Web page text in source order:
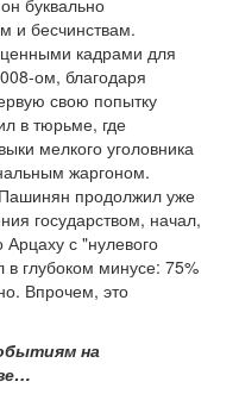
буквально
и бесчинствам.
кадрами для
ом, благодаря
свою попытку
в тюрьме, где
мелкого уголовника
жаргоном.
продолжил уже
государством, начал,
с "нулевого
в глубоком минусе: 75%
Впрочем, это
на